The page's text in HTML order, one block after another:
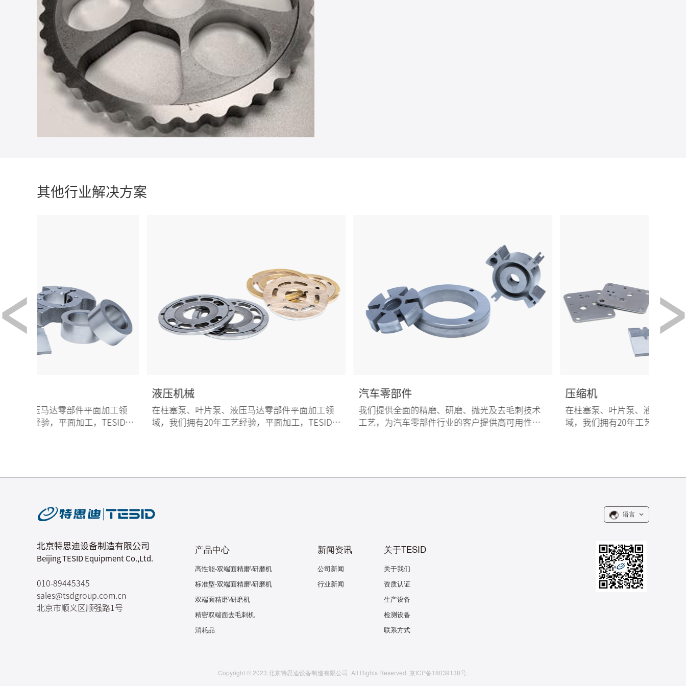
其他行业解决方案
在柱塞泵、叶片泵、液压马达零部件平面加工领
域，我们拥有20年工艺经验，平面加工，TESID是
我们提供全面的精磨、研磨、抛光及去毛刺技术
工艺，为汽车零部件行业的客户提供高可用性和
在柱塞泵、叶片泵、液压马达零部件平面加工领
域，我们拥有20年工艺经验，平面加工，TESID是
北京特思迪设备制造有限公司
Beijing TESID Equipment Co.,Ltd.
010-89445345
sales@tsdgroup.com.cn
北京市顺义区顺强路1号
产品中心
高性能-双端面精磨\研磨机
标准型-双端面精磨\研磨机
双端面精磨\研磨机
精密双端面去毛刺机
消耗品
新闻资讯
公司新闻
行业新闻
关于TESID
关于我们
资质认证
生产设备
检测设备
联系方式
语言
Copyright © 2023 北京特思迪设备制造有限公司. All Rights Reserved. 京ICP备18039138号.